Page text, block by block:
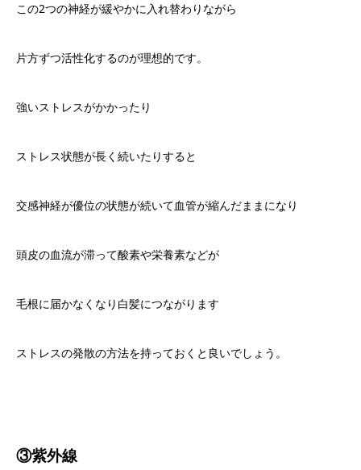
この2つの神経が緩やかに入れ替わりながら
片方ずつ活性化するのが理想的です。
強いストレスがかかったり
ストレス状態が長く続いたりすると
交感神経が優位の状態が続いて血管が縮んだままになり
頭皮の血流が滞って酸素や栄養素などが
毛根に届かなくなり白髪につながります
ストレスの発散の方法を持っておくと良いでしょう。
③紫外線